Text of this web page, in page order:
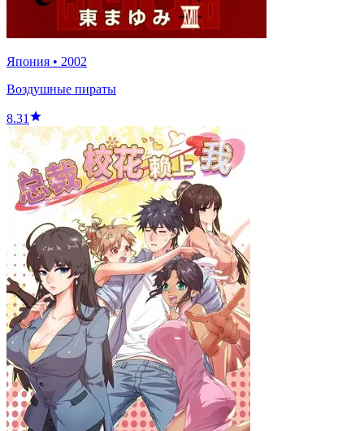
Япония • 2002
Воздушные пираты
8.31